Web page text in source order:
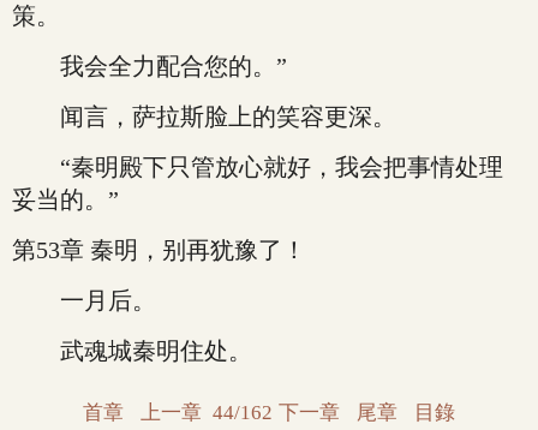
策。
我会全力配合您的。”
闻言，萨拉斯脸上的笑容更深。
“秦明殿下只管放心就好，我会把事情处理
妥当的。”
第53章 秦明，别再犹豫了！
一月后。
武魂城秦明住处。
首章 上一章 44/162 下一章 尾章 目錄